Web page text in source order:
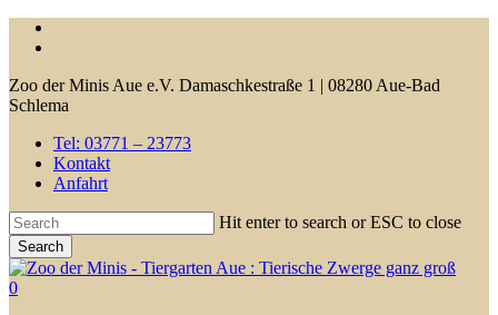
Skip
content
Zoo der Minis Aue e.V. Damaschkestraße 1 | 08280 Aue-Bad
Schlema
Tel: 03771 – 23773
Kontakt
Anfahrt
Hit enter to search or ESC to close
Search
Close
Search
0